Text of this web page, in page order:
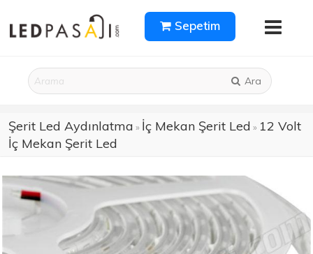
Sepetim
Ara
Şerit Led Aydınlatma » İç Mekan Şerit Led » 12 Volt
İç Mekan Şerit Led